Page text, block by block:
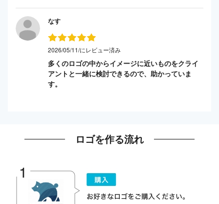
なす
2026/05/11/にレビュー済み
多くのロゴの中からイメージに近いものをクライ
アントと一緒に検討できるので、助かっていま
す。
ロゴを作る流れ